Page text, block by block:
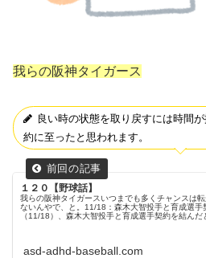
我らの阪神タイガース
良い時の状態を取り戻すには時間
約に至ったと思われます。
１２０【野球話】
我らの阪神タイガースいつまでも多くチャンスは
ないんやで、と。11/18：森木大智投手と育成選手
（11/18）、森木大智投手と育成選手契約を結んだ
asd-adhd-baseball.com